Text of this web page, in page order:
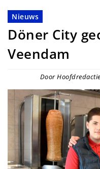
Nieuws
Döner City
Veendam
Door